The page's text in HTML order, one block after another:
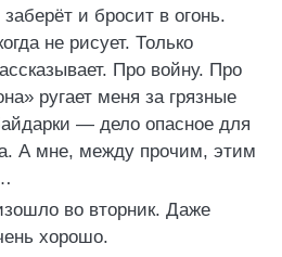
и бросит в огонь.
не рисует. Только
Про войну. Про
ругает меня за грязные
— дело опасное для
А мне, между прочим, этим
во вторник. Даже
хорошо.